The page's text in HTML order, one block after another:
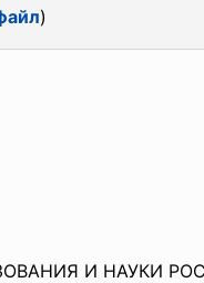
)
И НАУКИ